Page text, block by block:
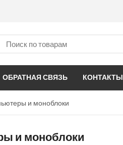
ОБРАТНАЯ СВЯЗЬ КОНТАКТЫ
и моноблоки
и моноблоки